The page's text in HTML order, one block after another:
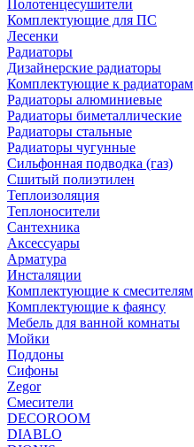
Полотенцесушители
Комплектующие для ПС
Лесенки
Радиаторы
Дизайнерские радиаторы
Комплектующие к радиаторам
Радиаторы алюминиевые
Радиаторы биметаллические
Радиаторы стальные
Радиаторы чугунные
Сильфонная подводка (газ)
Сшитый полиэтилен
Теплоизоляция
Теплоносители
Сантехника
Аксессуары
Арматура
Инсталяции
Комплектующие к смесителям
Комплектующие к фаянсу
Мебель для ванной комнаты
Мойки
Поддоны
Сифоны
Zegor
Смесители
DECOROOM
DIABLO